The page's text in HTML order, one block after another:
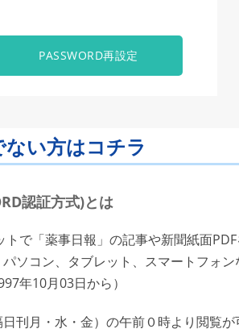
PASSWORD再設定
ない方はコチラ
認証方式)とは
で「薬事日報」の記事や新聞紙面
ソコン、タブレット、スマートフォ
年10月03日から）
刊月・水・金）の午前０時より閲覧